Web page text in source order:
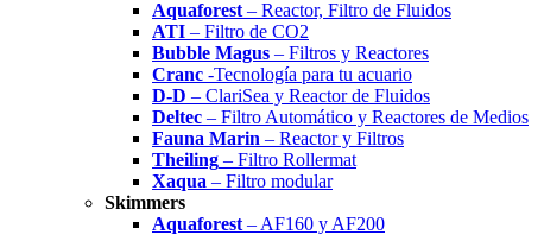
Aquaforest – Reactor, Filtro de Fluidos
ATI – Filtro de CO2
Bubble Magus – Filtros y Reactores
Cranc -Tecnología para tu acuario
D-D – ClariSea y Reactor de Fluidos
Deltec – Filtro Automático y Reactores de Medios
Fauna Marin – Reactor y Filtros
Theiling – Filtro Rollermat
Xaqua – Filtro modular
Skimmers
Aquaforest – AF160 y AF200